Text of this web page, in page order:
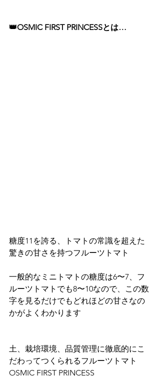
👑OSMIC FIRST PRINCESSとは…
糖度11を誇る、トマトの常識を超えた
驚きの甘さを持つフルーツトマト
一般的なミニトマトの糖度は6〜7、フ
ルーツトマトでも8〜10なので、この数
字を見るだけでもどれほどの甘さなの
かがよくわかります
土、栽培環境、品質管理に徹底的にこ
だわってつくられるフルーツトマト
OSMIC FIRST PRINCESS